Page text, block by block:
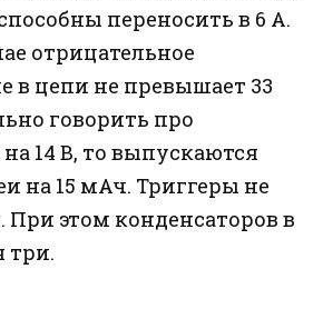
переносить в 6 А.
отрицательное
в цепи не превышает 33
говорить про
14 В, то выпускаются
на 15 мАч. Триггеры не
При этом конденсаторов в
три.